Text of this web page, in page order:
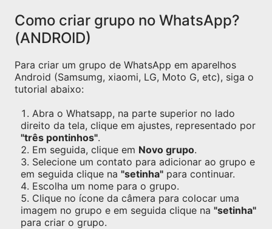
Como criar grupo no WhatsApp?
(ANDROID)
Para criar um grupo de WhatsApp em aparelhos
Android (Samsumg, xiaomi, LG, Moto G, etc), siga o
tutorial abaixo:
Abra o Whatsapp, na parte superior no lado
direito da tela, clique em ajustes, representado por
"três pontinhos".
Em seguida, clique em Novo grupo.
Selecione um contato para adicionar ao grupo e
em seguida clique na "setinha" para continuar.
Escolha um nome para o grupo.
Clique no ícone da câmera para colocar uma
imagem no grupo e em seguida clique na "setinha"
para criar o grupo.